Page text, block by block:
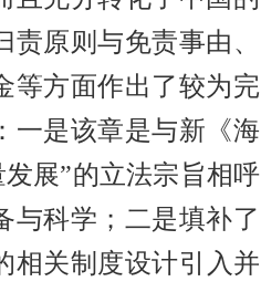
原则与免责事由、
等方面作出了较为完
一是该章是与新《海
展”的立法宗旨相呼
与科学；二是填补了
相关制度设计引入并